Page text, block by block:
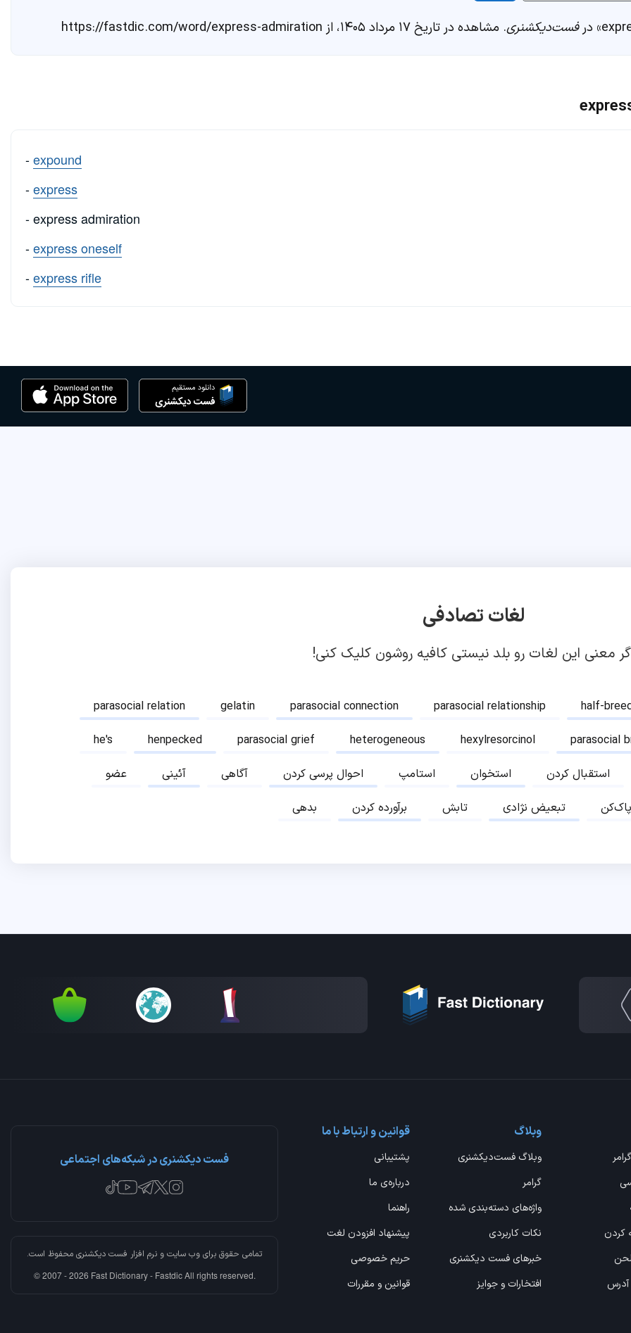
فست‌دیکشنری. مشاهده در تاریخ ۱۷ مرداد ۱۴۰۵، از https://fastdic.com/word/express-admiration
-expound
-express
- express admiration
-express oneself
-express rifle
لغات تصادفی
معنی این لغات رو بلد نیستی کافیه روشون کلیک کنی!
parasocial relation gelatin parasocial connection parasocial relationship
half-
he's
henpecked parasocial grief heterogeneous hexylresorcinol
parasocial
عضو
آئینی آگاهی احوال پرسی کردن استامپ استخوان
استقبال کردن
بدهی
برآورده کردن تابش تبعیض نژادی
کردن
لحن
آدرس
وبلاگ
وبلاگ فست‌دیکشنری
گرامر
واژه‌های دسته‌بندی شده
نکات کاربردی
خبرهای فست دیکشنری
افتخارات و جوایز
قوانین و ارتباط با ما
پشتیبانی
درباره‌ی ما
راهنما
پیشنهاد افزودن لغت
حریم خصوصی
قوانین و مقررات
فست دیکشنری در شبکه‌های اجتماعی
تمامی حقوق برای وب سایت و نرم افزار فست دیکشنریمحفوظ است.
© 2007 - 2026 Fast Dictionary - Fastdic All rights reserved.